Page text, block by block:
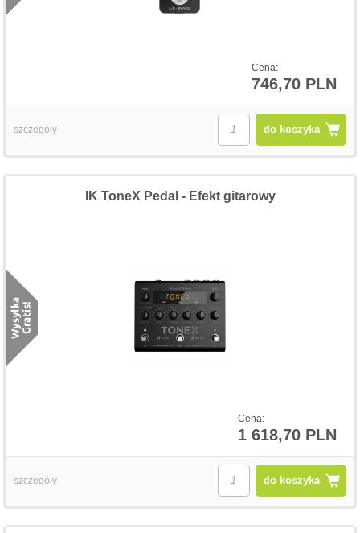
Cena:
746,70 PLN
do koszyka
szczegóły
Cena:
1 618,70 PLN
IK ToneX Pedal - Efekt gitarowy
do koszyka
szczegóły